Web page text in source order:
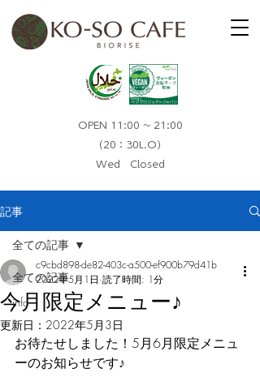
OPEN 11:00 ~ 21:00
（20：30L.O）​
Wed Closed
記事
全ての記事
info
全ての記事
今月限定メニュー♪
c9cbd898-de82-403c-a500-ef900b79d41b
2022年5月1日 読了時間: 1分
更新日： 2022年5月3日
お待たせしました！5月6月限定メニュ
ーのお知らせです♪